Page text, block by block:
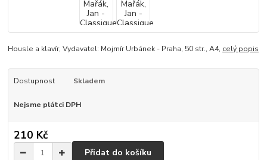
Housle a klavír, Vydavatel: Mojmír Urbánek - Praha, 50 str., A4, celý popis
Dostupnost Skladem
Nejsme plátci DPH
210 Kč
Přidat do košíku